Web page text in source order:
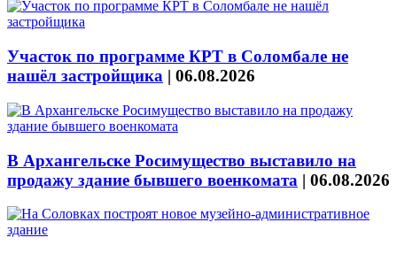
Участок по программе КРТ в Соломбале не
нашёл застройщика | 06.08.2026
В Архангельске Росимущество выставило на
продажу здание бывшего военкомата | 06.08.2026